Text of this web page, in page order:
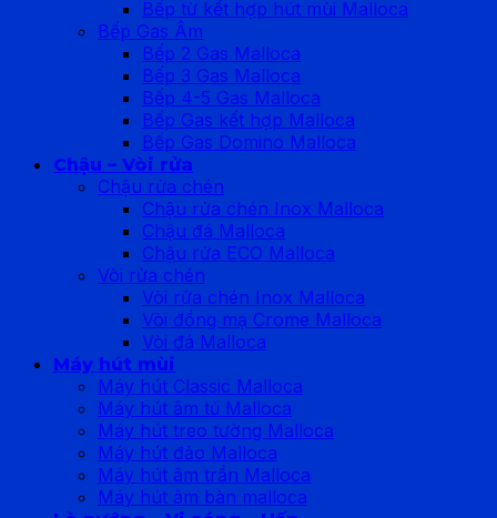
Bếp từ kết hợp hút mùi Malloca
Bếp Gas Âm
Bếp 2 Gas Malloca
Bếp 3 Gas Malloca
Bếp 4-5 Gas Malloca
Bếp Gas kết hợp Malloca
Bếp Gas Domino Malloca
Chậu – Vòi rửa
Chậu rửa chén
Chậu rửa chén Inox Malloca
Chậu đá Malloca
Chậu rửa ECO Malloca
Vòi rửa chén
Vòi rửa chén Inox Malloca
Vòi đồng mạ Crome Malloca
Vòi đá Malloca
Máy hút mùi
Máy hút Classic Malloca
Máy hút âm tủ Malloca
Máy hút treo tường Malloca
Máy hút đảo Malloca
Máy hút âm trần Malloca
Máy hút âm bàn malloca